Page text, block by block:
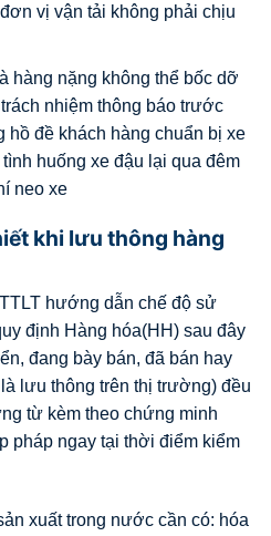
vị vận tải không phải chịu
hàng nặng không thể bốc dỡ
nhiệm thông báo trước
hồ đề khách hàng chuẩn bị xe
huống xe đậu lại qua đêm
neo xe
khi lưu thông hàng
hướng dẫn chế độ sử
định Hàng hóa(HH) sau đây
đang bày bán, đã bán hay
lưu thông trên thị trường) đều
từ kèm theo chứng minh
pháp ngay tại thời điểm kiểm
xuất trong nước cần có: hóa